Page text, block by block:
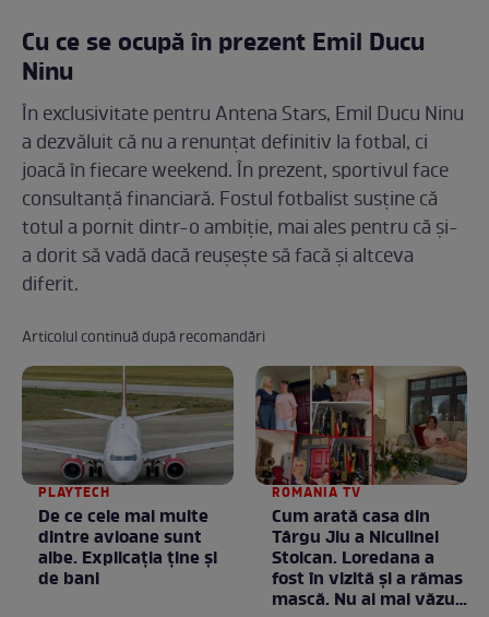
Cu ce se ocupă în prezent Emil Ducu
Ninu
În exclusivitate pentru Antena Stars, Emil Ducu Ninu
a dezvăluit că nu a renunțat definitiv la fotbal, ci
joacă în fiecare weekend. În prezent, sportivul face
consultanță financiară. Fostul fotbalist susține că
totul a pornit dintr-o ambiție, mai ales pentru că și-
a dorit să vadă dacă reușește să facă și altceva
diferit.
Articolul continuă după recomandări
PLAYTECH
De ce cele mai multe
dintre avioane sunt
albe. Explicația ține și
de bani
ROMANIA TV
Cum arată casa din
Târgu Jiu a Niculinei
Stoican. Loredana a
fost în vizită și a rămas
mască. Nu ai mai văzut